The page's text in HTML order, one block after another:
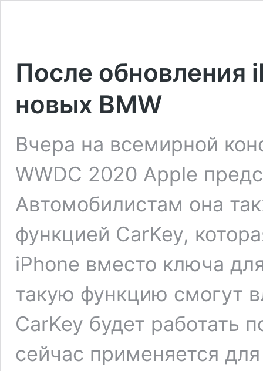
После обновления
новых BMW
Вчера на всемирной
WWDC 2020 Apple
Автомобилистам она
функцией CarKey,
iPhone вместо ключа
такую функцию смогут
CarKey будет работать
сейчас применяется